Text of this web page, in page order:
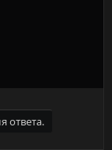
ответа.